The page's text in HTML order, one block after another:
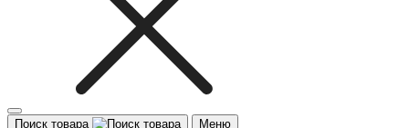
Поиск товара Меню